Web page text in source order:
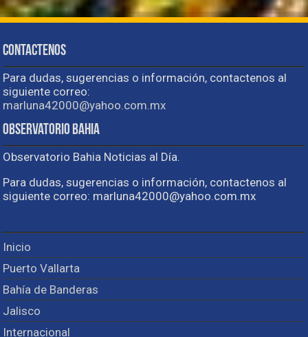
Contactenos
Para dudas, sugerencias o información, contactenos al
siguiente correo:
marluna42000@yahoo.com.mx
Observatorio Bahia
Observatorio Bahia Noticias al Día.
Para dudas, sugerencias o información, contactenos al
siguiente correo: marluna42000@yahoo.com.mx
Inicio
Puerto Vallarta
Bahía de Banderas
Jalisco
Internacional